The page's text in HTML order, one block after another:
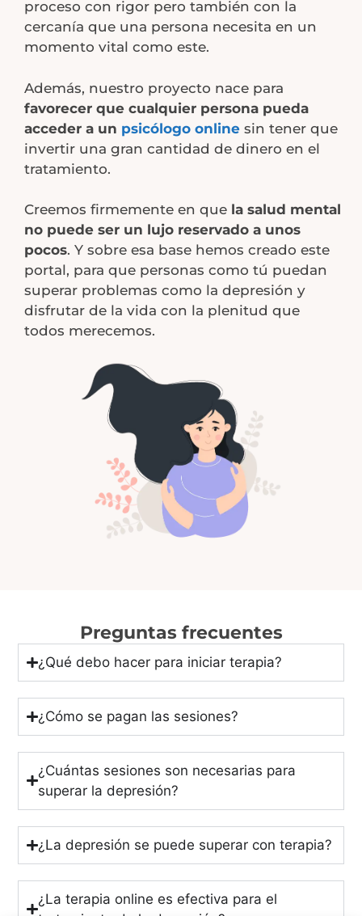
proceso con rigor pero también con la
cercanía que una persona necesita en un
momento vital como este.
Además, nuestro proyecto nace para
favorecer que cualquier persona pueda
acceder a un psicólogo online sin tener que
invertir una gran cantidad de dinero en el
tratamiento.
Creemos firmemente en que la salud mental
no puede ser un lujo reservado a unos
pocos. Y sobre esa base hemos creado este
portal, para que personas como tú puedan
superar problemas como la depresión y
disfrutar de la vida con la plenitud que
todos merecemos.
Preguntas frecuentes
¿Qué debo hacer para iniciar terapia?
¿Cómo se pagan las sesiones?
¿Cuántas sesiones son necesarias para
superar la depresión?
¿La depresión se puede superar con terapia?
¿La terapia online es efectiva para el